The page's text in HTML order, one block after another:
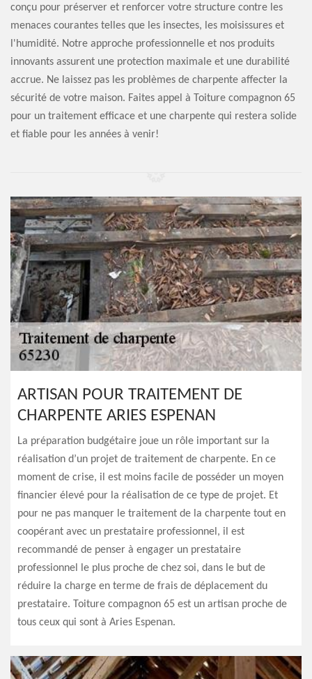
conçu pour préserver et renforcer votre structure contre les
menaces courantes telles que les insectes, les moisissures et
l'humidité. Notre approche professionnelle et nos produits
innovants assurent une protection maximale et une durabilité
accrue. Ne laissez pas les problèmes de charpente affecter la
sécurité de votre maison. Faites appel à Toiture compagnon 65
pour un traitement efficace et une charpente qui restera solide
et fiable pour les années à venir!
ARTISAN POUR TRAITEMENT DE
CHARPENTE ARIES ESPENAN
La préparation budgétaire joue un rôle important sur la
réalisation d’un projet de traitement de charpente. En ce
moment de crise, il est moins facile de posséder un moyen
financier élevé pour la réalisation de ce type de projet. Et
pour ne pas manquer le traitement de la charpente tout en
coopérant avec un prestataire professionnel, il est
recommandé de penser à engager un prestataire
professionnel le plus proche de chez soi, dans le but de
réduire la charge en terme de frais de déplacement du
prestataire. Toiture compagnon 65 est un artisan proche de
tous ceux qui sont à Aries Espenan.